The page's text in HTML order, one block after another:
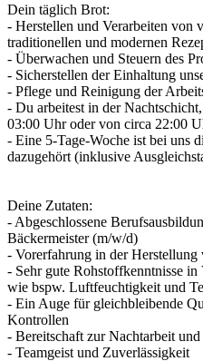
Dein täglich Brot:
- Herstellen und Verarbeiten von
traditionellen und modernen
- Überwachen und Steuern des
- Sicherstellen der Einhaltung
- Pflege und Reinigung der
- Du arbeitest in der
03:00 Uhr oder von circa 22:00
- Eine 5-Tage-Woche ist bei uns
dazugehört (inklusive
Deine Zutaten:
- Abgeschlossene
Bäckermeister (m/w/d)
- Vorerfahrung in der
- Sehr gute Rohstoffkenntnisse
wie bspw. Luftfeuchtigkeit und
- Ein Auge für gleichbleibende
Kontrollen
- Bereitschaft zur Nachtarbeit
- Teamgeist und Zuverlässigkeit